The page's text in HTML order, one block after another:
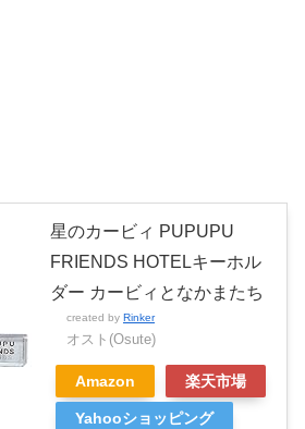
星のカービィ PUPUPU
FRIENDS HOTELキーホル
ダー カービィとなかまたち
created by Rinker
オスト(Osute)
Amazon 楽天市場
Yahooショッピング